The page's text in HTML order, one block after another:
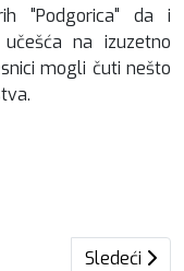
"Podgorica" da i
na izuzetno
mogli čuti nešto
Sledeći
Sledeći